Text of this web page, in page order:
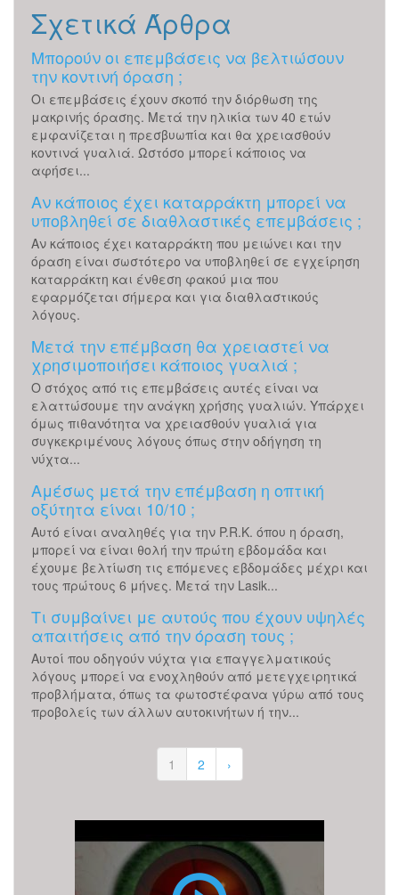
Σχετικά Άρθρα
Μπορούν οι επεμβάσεις να βελτιώσουν
την κοντινή όραση ;
Οι επεμβάσεις έχουν σκοπό την διόρθωση της
μακρινής όρασης. Μετά την ηλικία των 40 ετών
εμφανίζεται η πρεσβυωπία και θα χρειασθούν
κοντινά γυαλιά. Ωστόσο μπορεί κάποιος να
αφήσει...
Αν κάποιος έχει καταρράκτη μπορεί να
υποβληθεί σε διαθλαστικές επεμβάσεις ;
Αν κάποιος έχει καταρράκτη που μειώνει και την
όραση είναι σωστότερο να υποβληθεί σε εγχείρηση
καταρράκτη και ένθεση φακού μια που
εφαρμόζεται σήμερα και για διαθλαστικούς
λόγους.
Μετά την επέμβαση θα χρειαστεί να
χρησιμοποιήσει κάποιος γυαλιά ;
Ο στόχος από τις επεμβάσεις αυτές είναι να
ελαττώσουμε την ανάγκη χρήσης γυαλιών. Υπάρχει
όμως πιθανότητα να χρειασθούν γυαλιά για
συγκεκριμένους λόγους όπως στην οδήγηση τη
νύχτα...
Αμέσως μετά την επέμβαση η οπτική
οξύτητα είναι 10/10 ;
Αυτό είναι αναληθές για την P.R.K. όπου η όραση,
μπορεί να είναι θολή την πρώτη εβδομάδα και
έχουμε βελτίωση τις επόμενες εβδομάδες μέχρι και
τους πρώτους 6 μήνες. Μετά την Lasik...
Τι συμβαίνει με αυτούς που έχουν υψηλές
απαιτήσεις από την όραση τους ;
Αυτοί που οδηγούν νύχτα για επαγγελματικούς
λόγους μπορεί να ενοχληθούν από μετεγχειρητικά
προβλήματα, όπως τα φωτοστέφανα γύρω από τους
προβολείς των άλλων αυτοκινήτων ή την...
1 2 ›
Επέμβαση
Καταρράκτη